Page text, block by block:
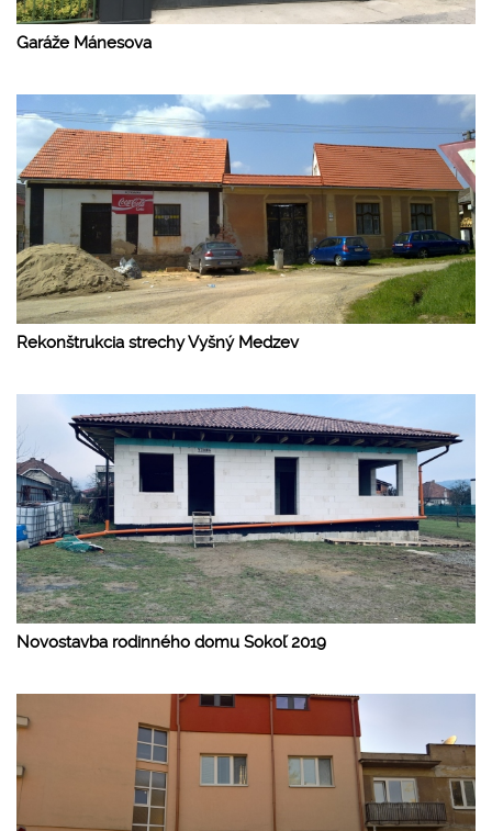
Garáže Mánesova
Rekonštrukcia strechy Vyšný Medzev
Novostavba rodinného domu Sokoľ 2019